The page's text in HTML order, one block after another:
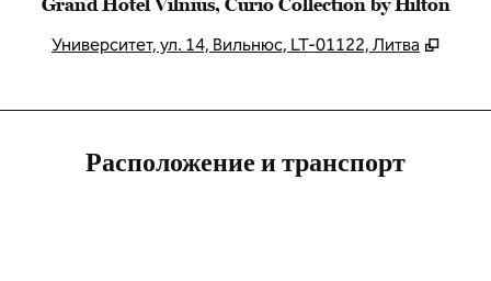
Университет, ул. 14, Вильнюс, LT-01122, Литва ,
Расположение и транспорт